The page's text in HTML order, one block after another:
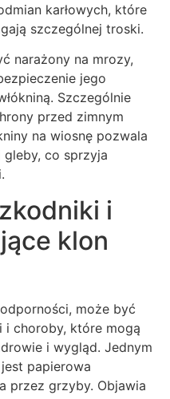
karłowych, które
szczególnej troski.
narażony na mrozy,
jego
Szczególnie
przed zimnym
na wiosnę pozwala
gleby, co sprzyja
i
klon
może być
i choroby, które mogą
i wygląd. Jednym
papierowa
przez grzyby. Objawia